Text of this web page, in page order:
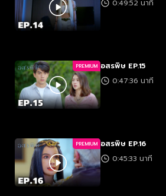
0:49:52 นาที
PREMIUM อสรพิษ EP.15
0:47:36 นาที
PREMIUM อสรพิษ EP.16
0:45:33 นาที